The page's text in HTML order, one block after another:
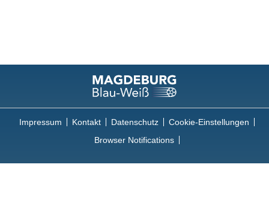
Impressum Kontakt Datenschutz
Cookie-Einstellungen
Browser Notifications